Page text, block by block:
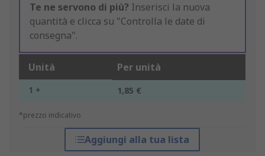
Te ne servono di più? Inserisci la nuova
quantità e clicca su "Controlla le date di
consegna".
Unità Per unità
1 + 1,85 €
*prezzo indicativo
Aggiungi alla tua lista